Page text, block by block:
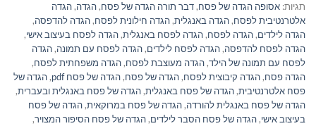
תגיות:אסופה הגדה של פסח,דבר תורה הגדה של פסח,הגדה,הגדה
אלטרנטיבית לפסח,הגדה באנגלית,הגדה חילונית לפסח,הגדה להדפסה,
הגדה לילדים,הגדה לפסח,הגדה לפסח באנגלית,הגדה לפסח בעיצוב אישי,
הגדה לפסח להדפסה,הגדה לפסח לילדים,הגדה לפסח עם תמונה,הגדה
לפסח עם תמונה של הילד,הגדה מעוצבת לפסח,הגדה משפחתית לפסח,
הגדה פסח,הגדה קיבוצית לפסח,הגדה של פסח,הגדה של פסח pdf ,הגדה של
פסח אלטרנטיבית,הגדה של פסח באנגלית,הגדה של פסח באנגלית ובעברית,
הגדה של פסח באנגלית להורדה,הגדה של פסח במרוקאית,הגדה של פסח
בעיצוב אישי,הגדה של פסח הסבר לילדים,הגדה של פסח הסיפור המצויר,